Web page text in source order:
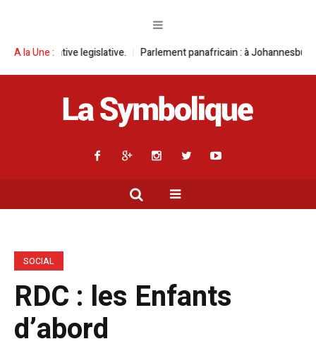
A la Une :Parlement panafricain : à Johannesburg, Aimé Boji Sangara
SOCIAL
RDC : les Enfants
d’abord